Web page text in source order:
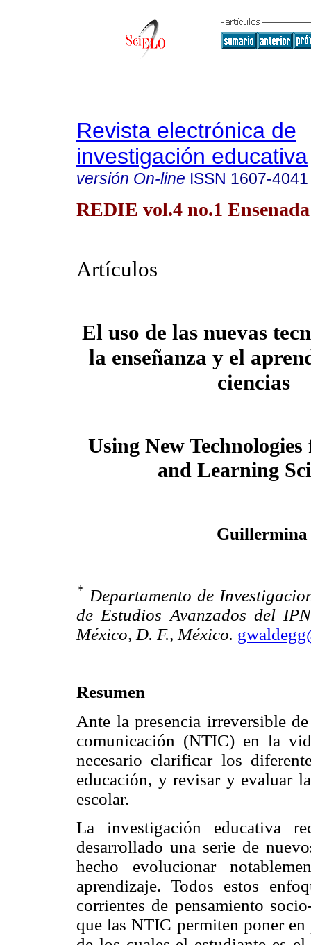
Revista electrónica de
investigación educativa
versión On-line ISSN 1607-4041
REDIE vol.4 no.1
Artículos
El uso de las nuevas
la enseñanza y el
ciencias
Using New
and Learning
Guillermina
* Departamento de
de Estudios Avanzados del
México, D. F., México.
Resumen
Ante la presencia irreversible
comunicación (NTIC) en la
necesario clarificar los
educación, y revisar y evaluar
escolar.
La investigación educativa
desarrollado una serie de
hecho evolucionar
aprendizaje. Todos estos
corrientes de pensamiento
que las NTIC permiten poner